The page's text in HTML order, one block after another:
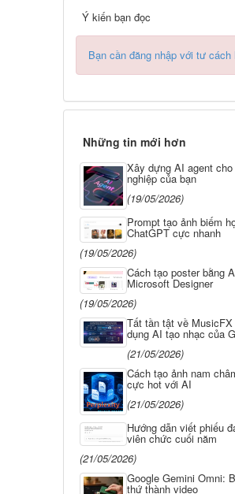
Ý kiến bạn đọc
Bạn cần đăng nhập với tư
Những tin mới hơn
Xây dựng AI agent cho
nghiệp của bạn
(19/05/2026)
Prompt tạo ảnh biếm
ChatGPT cực nhanh
(19/05/2026)
Cách tạo poster bằng
Microsoft Designer
(19/05/2026)
Tất tần tật về
dụng AI tạo nhạc của
(21/05/2026)
Cách tạo ảnh nam
cực hot với AI
(21/05/2026)
Hướng dẫn viết phiếu
viên chức cuối năm
(21/05/2026)
Google Gemini Omni:
thứ thành video